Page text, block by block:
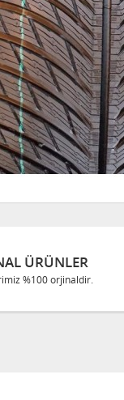
ÜRÜNLER
%100 orjinaldir.